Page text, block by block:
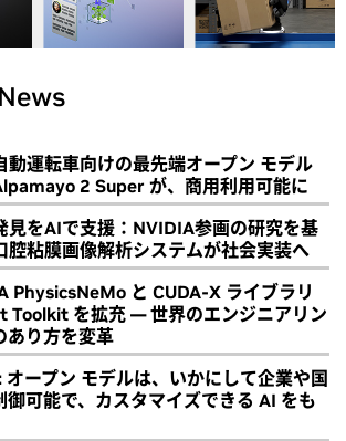
動運転車向けの最先端オープン モデル
2 Super が、商用利用可能に
見をAIで支援：NVIDIA参画の研究を基
腔粘膜画像解析システムが社会実装へ
PhysicsNeMo と CUDA-X ライブラリ
Toolkit を拡充 ― 世界のエンジニアリン
あり方を変革
ープン モデルは、いかにして企業や国
御可能で、カスタマイズできる AI をも